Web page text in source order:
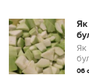
Як
06